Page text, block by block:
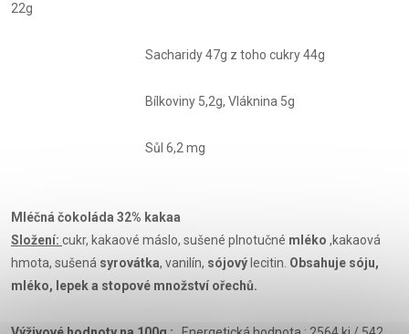
22g
Sacharidy 47g z toho cukry 44g
Bílkoviny 5,2g, Vláknina 5g
Sůl 6,2 mg
Mléčná čokoláda 32% kakaa
Složení: cukr, kakaové máslo, sušené plnotučné mléko ,kakaová
hmota, sušená syrovátka, vanilín, sójový lecitin. Obsahuje sóju,
mléko, lepek a stopové množství ořechů.